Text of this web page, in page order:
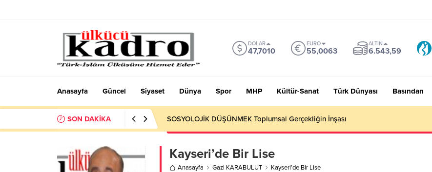
DOLAR
47,7010
EURO
55,0063
ALTIN
6.543,59
Anasayfa Güncel Siyaset Dünya Spor MHP Kültür-Sanat Türk Dünyası Basından
SON DAKİKA Okumayı Pek de Sevmiyoruz Herhalde
Kayseri’de Bir Lise
Anasayfa Gazi KARABULUT Kayseri’de Bir Lise